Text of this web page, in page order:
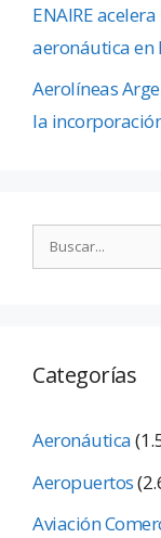
ENAIRE
aeronáutica en
Aerolíneas
la
Categorías
Aeronáutica
Aeropuertos
Aviación